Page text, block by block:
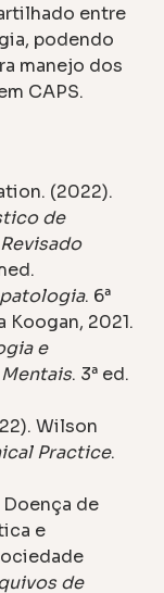
entre
podendo
manejo dos
CAPS.
(2022).
de
. 6ª
Koogan, 2021.
e
. 3ª ed.
Wilson
Practice.
Doença de
e
de